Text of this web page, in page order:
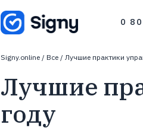
0
Signy.online / Все / Лучшие практики
Лучшие
году